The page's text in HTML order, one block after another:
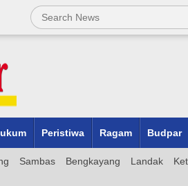
Peristiwa Ragam Budpar
Sambas Bengkayang Landak